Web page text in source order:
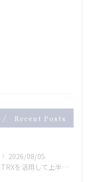
Recent Posts
2026/08/05
TRXを活用して上半身のトレーニング